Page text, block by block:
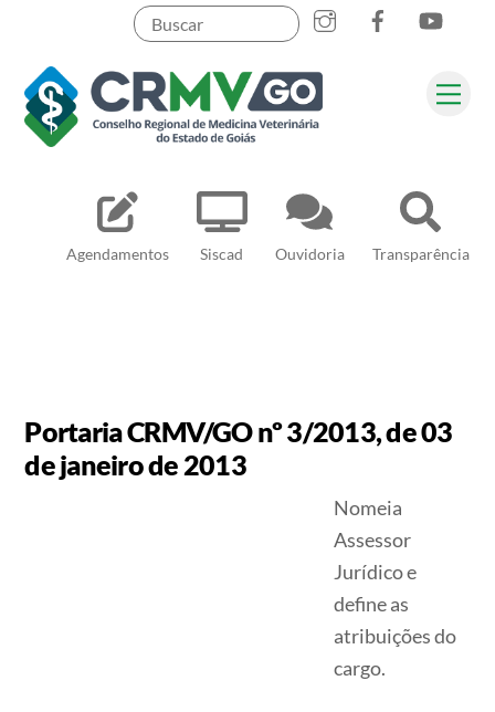
content
Agendamentos Siscad Ouvidoria Transparência
Pesquisar
Portaria CRMV/GO nº 3/2013, de 03
de janeiro de 2013
Nomeia
Assessor
Jurídico e
define as
atribuições do
cargo.